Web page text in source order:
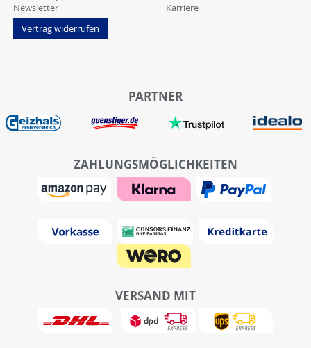
Newsletter
Vertrag widerrufen
Karriere
PARTNER
ZAHLUNGSMÖGLICHKEITEN
VERSAND MIT